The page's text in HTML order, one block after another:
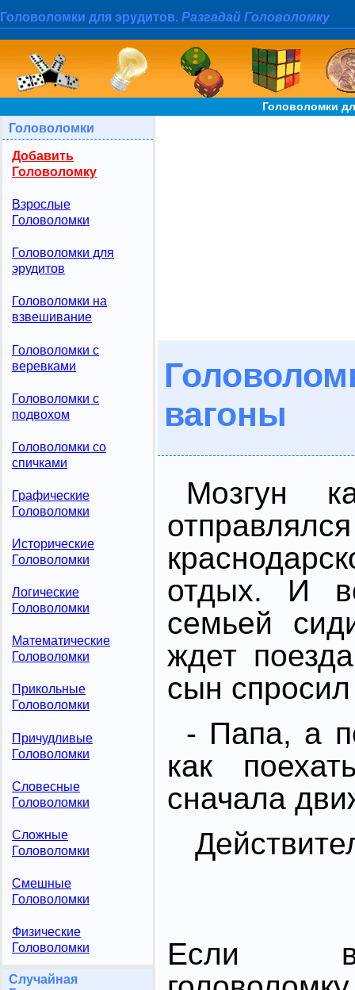
Головоломки для эрудитов. Разгадай Головоломку
Головоломки
Головоломки
Добавить
Головоломку
Взрослые
Головоломки
Головоломки для
эрудитов
Головоломки на
взвешивание
Головоломки с
веревками
Головоломки с
подвохом
Головоломки со
спичками
Графические
Головоломки
Исторические
Головоломки
Логические
Головоломки
Математические
Головоломки
Прикольные
Головоломки
Причудливые
Головоломки
Словесные
Головоломки
Сложные
Головоломки
Смешные
Головоломки
Физические
Головоломки
Случайная
вагоны
Мозгун
отдых. И
семьей
ждет
сын
- Папа, а
как
сначала
Если